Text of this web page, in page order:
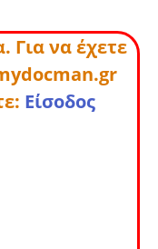
Για να έχετε
Είσοδος